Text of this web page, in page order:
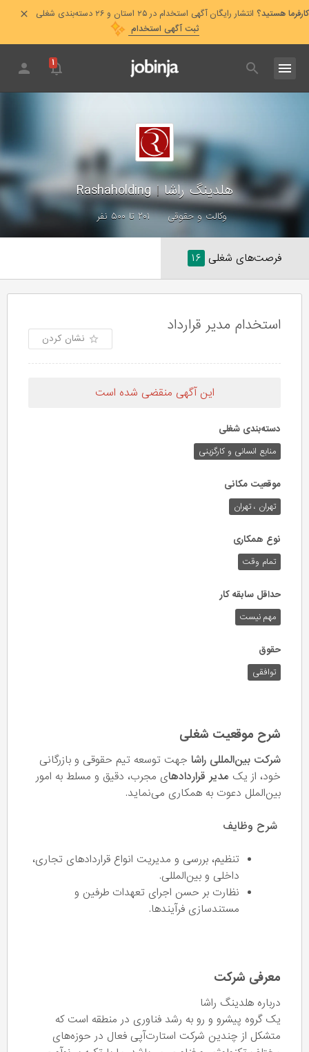
کارفرما هستید؟ انتشار رایگان آگهی استخدام در ۲۵ استان و ۲۶ دسته‌بندی شغلی
ثبت آگهی استخدام
۱
هلدینگ راشا|
Rashaholding
وکالت و حقوقی ۲۰۱ تا ۵۰۰ نفر
فرصت‌های شغلی ۱۶
استخدام مدیر قرارداد
نشان کردن
این آگهی منقضی شده است
دسته‌بندی شغلی
منابع انسانی و کارگزینی
موقعیت مکانی
تهران ، تهران
نوع همکاری
تمام وقت
حداقل سابقه کار
مهم نیست
حقوق
توافقی
شرح موقعیت شغلی
شرکت بین‌المللی راشا جهت توسعه تیم حقوقی و بازرگانی
خود، از یک مدیر قراردادهای مجرب، دقیق و مسلط به امور
بین‌الملل دعوت به همکاری می‌نماید.
شرح وظایف
تنظیم، بررسی و مدیریت انواع قراردادهای تجاری،
داخلی و بین‌المللی.
نظارت بر حسن اجرای تعهدات طرفین و
مستندسازی فرآیندها.
معرفی شرکت
درباره هلدینگ راشا
یک گروه پیشرو و رو به رشد فناوری در منطقه است که
متشکل از چندین شرکت استارت‌آپی فعال در حوزه‌های